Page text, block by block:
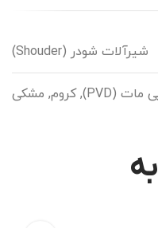
شیرآلات شودر (Shouder)